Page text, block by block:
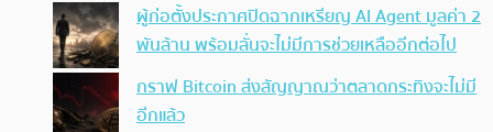
ผู้ก่อตั้งประกาศปิดฉากเหรียญ AI Agent มูลค่า 2
พันล้าน พร้อมลั่นจะไม่มีการช่วยเหลืออีกต่อไป
กราฟ Bitcoin ส่งสัญญาณว่าตลาดกระทิงจะไม่มี
อีกแล้ว